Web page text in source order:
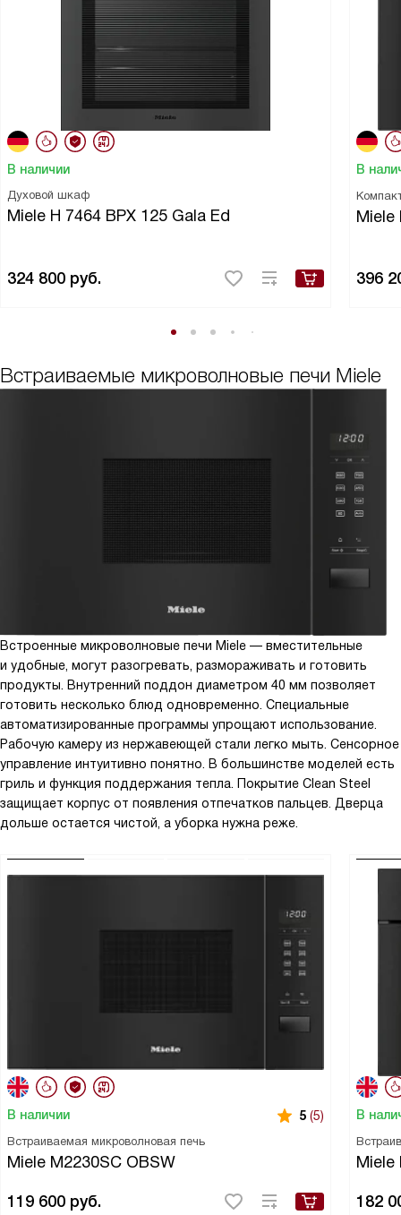
В наличии
Духовой шкаф
Miele H 7464 BPX 125 Gala Ed
324 800 руб.
В
Miele
396
Встраиваемые микроволновые печи Miele
Встроенные микроволновые печи Miele — вместительные
и удобные, могут разогревать, размораживать и готовить
продукты. Внутренний поддон диаметром 40 мм позволяет
готовить несколько блюд одновременно. Специальные
автоматизированные программы упрощают использование.
Рабочую камеру из нержавеющей стали легко мыть. Сенсорное
управление интуитивно понятно. В большинстве моделей есть
гриль и функция поддержания тепла. Покрытие Clean Steel
защищает корпус от появления отпечатков пальцев. Дверца
дольше остается чистой, а уборка нужна реже.
В наличии 5 (5)
Встраиваемая микроволновая печь
Miele M2230SC OBSW
119 600 руб.
В
Miele
182